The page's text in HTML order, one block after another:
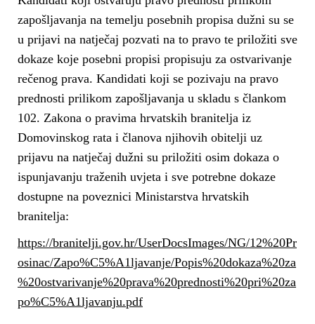
zapošljavanja na temelju posebnih propisa dužni su se
u prijavi na natječaj pozvati na to pravo te priložiti sve
dokaze koje posebni propisi propisuju za ostvarivanje
rečenog prava. Kandidati koji se pozivaju na pravo
prednosti prilikom zapošljavanja u skladu s člankom
102. Zakona o pravima hrvatskih branitelja iz
Domovinskog rata i članova njihovih obitelji uz
prijavu na natječaj dužni su priložiti osim dokaza o
ispunjavanju traženih uvjeta i sve potrebne dokaze
dostupne na poveznici Ministarstva hrvatskih
branitelja:
https://branitelji.gov.hr/UserDocsImages/NG/12%20Pr
osinac/Zapo%C5%A1ljavanje/Popis%20dokaza%20za
%20ostvarivanje%20prava%20prednosti%20pri%20za
po%C5%A1ljavanju.pdf